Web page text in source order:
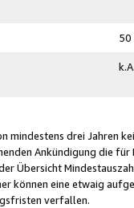
50
mindestens drei Jahren
Ankündigung die
Übersicht
können eine etwaig
verfallen.